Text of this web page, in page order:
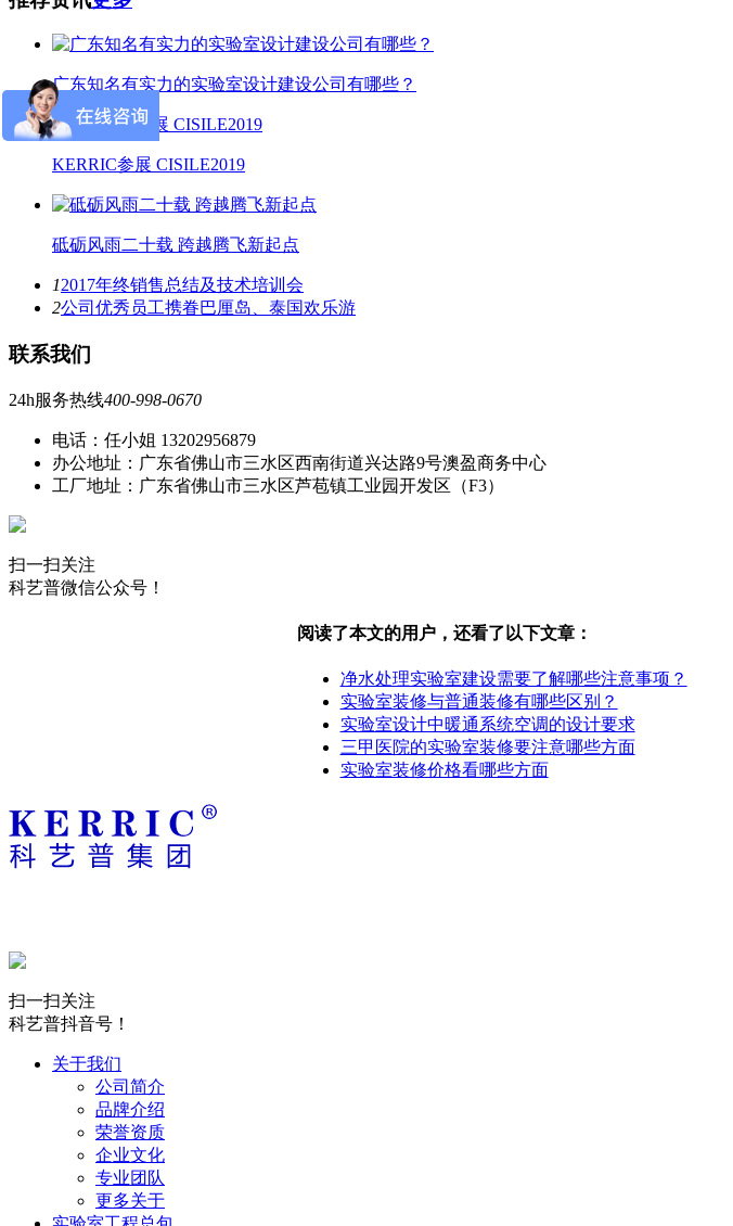
广东知名有实力的实验室设计建设公司有哪些？
KERRIC参展 CISILE2019
砥砺风雨二十载 跨越腾飞新起点
12017年终销售总结及技术培训会
2公司优秀员工携眷巴厘岛、泰国欢乐游
联系我们
24h服务热线400-998-0670
电话：任小姐 13202956879
办公地址：广东省佛山市三水区西南街道兴达路9号澳盈商务中心
工厂地址：广东省佛山市三水区芦苞镇工业园开发区（F3）
扫一扫关注
科艺普微信公众号！
阅读了本文的用户，还看了以下文章：
净水处理实验室建设需要了解哪些注意事项？
实验室装修与普通装修有哪些区别？
实验室设计中暖通系统空调的设计要求
三甲医院的实验室装修要注意哪些方面
实验室装修价格看哪些方面
扫一扫关注
科艺普抖音号！
关于我们
公司简介
品牌介绍
荣誉资质
企业文化
专业团队
更多关于